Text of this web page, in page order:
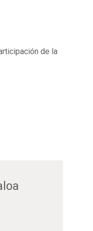
de la